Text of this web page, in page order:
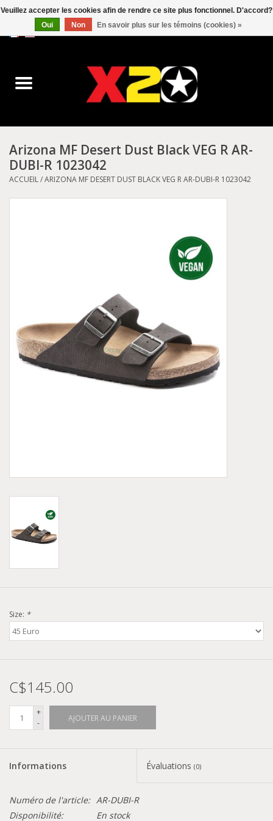
0 Articles - C$0.00
Converse
Kickers
Birkenstock
MoEa
Autres marques
Arizona MF Desert Dust Black VEG R AR-
DUBI-R 1023042
ACCUEIL/ARIZONA MF DESERT DUST BLACK VEG R AR-DUBI-R 1023042
Size: *
C$145.00
+
-
AJOUTER AU PANIER
Informations Évaluations (0)
Numéro de l'article: AR-DUBI-R
Disponibilité:
En stock
Veuillez accepter les cookies afin de rendre ce site plus fonctionnel. D'accord?
Oui
Non En savoir plus sur les témoins (cookies) »